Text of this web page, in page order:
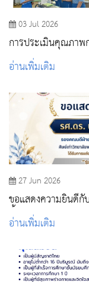
03 Jul 2026
การประเมินคุณภา
QA ปีการศึกษา 2568
อ่านเพิ่มเติม
27 Jun 2026
ขอแสดงความยินดีกั
อ่านเพิ่มเติม